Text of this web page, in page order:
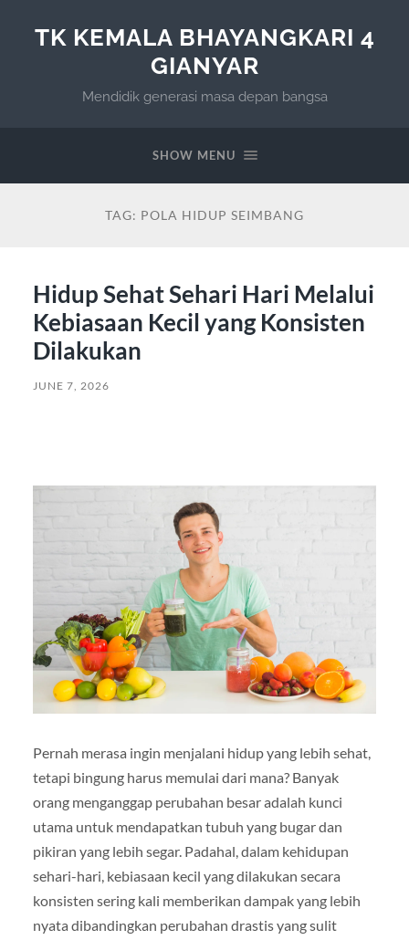
TK KEMALA BHAYANGKARI 4
GIANYAR
Mendidik generasi masa depan bangsa
SHOW MENU
TAG: POLA HIDUP SEIMBANG
Hidup Sehat Sehari Hari Melalui
Kebiasaan Kecil yang Konsisten
Dilakukan
JUNE 7, 2026
Pernah merasa ingin menjalani hidup yang lebih sehat,
tetapi bingung harus memulai dari mana? Banyak
orang menganggap perubahan besar adalah kunci
utama untuk mendapatkan tubuh yang bugar dan
pikiran yang lebih segar. Padahal, dalam kehidupan
sehari-hari, kebiasaan kecil yang dilakukan secara
konsisten sering kali memberikan dampak yang lebih
nyata dibandingkan perubahan drastis yang sulit